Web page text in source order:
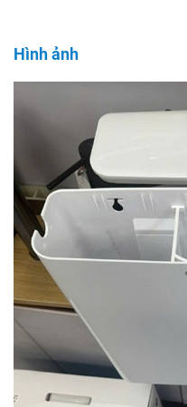
Hình ảnh